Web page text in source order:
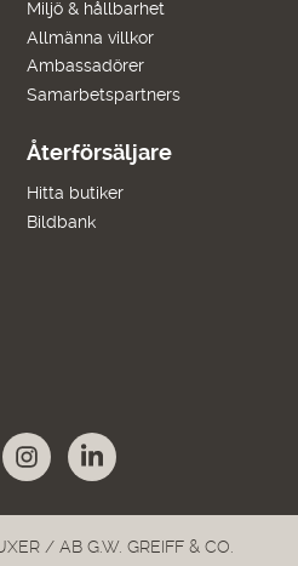
Miljö & hållbarhet
Allmänna villkor
Ambassadörer
Samarbetspartners
Återförsäljare
Hitta butiker
Bildbank
/ AB G.W. GREIFF & CO.